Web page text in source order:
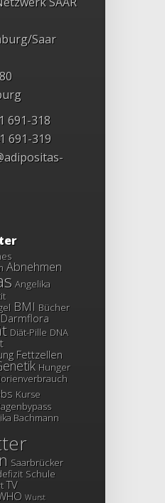
Saar
691-318
691-319
Abnehmen
Angelika
BMI Bücher
Darmflora
Diät-Pille DNA
Fettzellen
Hunger
Kurse
Bachmann
Saarbrücker
Schule
TV
Wurst